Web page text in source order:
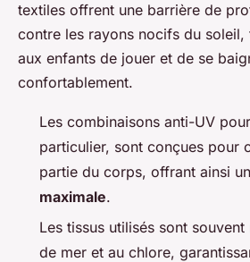
textiles offrent une barrière de
contre les rayons nocifs du soleil,
aux enfants de jouer et de se
confortablement.
Les combinaisons anti-UV
particulier, sont conçues pour
partie du corps, offrant ainsi
maximale.
Les tissus utilisés sont
de mer et au chlore,